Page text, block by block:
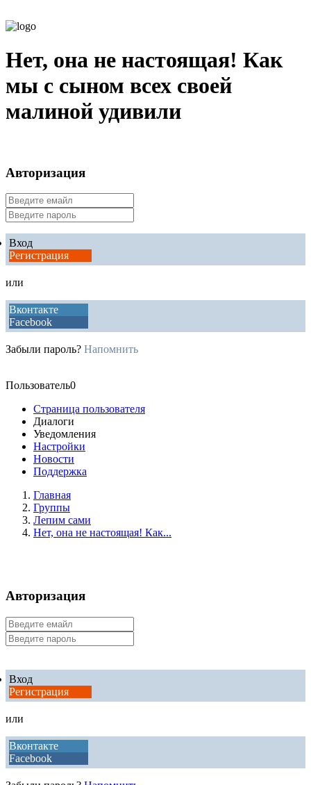
Нет, она не настоящая! Как
мы с сыном всех своей
малиной удивили
Авторизация
Вход
Регистрация
или
Вконтакте
Facebook
Забыли пароль? Напомнить
Пользователь0
Страница пользователя
Диалоги
Уведомления
Настройки
Новости
Поддержка
Главная
Группы
Лепим сами
Нет, она не настоящая! Как...
Авторизация
Вход
Регистрация
или
Вконтакте
Facebook